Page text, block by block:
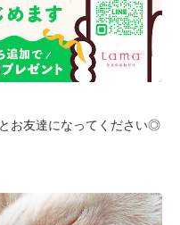
お友達になってください◎